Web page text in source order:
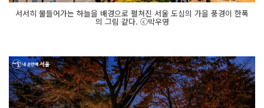
서서히 물들어가는 하늘을 배경으로 펼쳐진 서울 도심의 가을 풍경이 한폭
의 그림 같다. ⓒ박우영